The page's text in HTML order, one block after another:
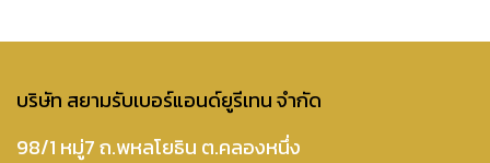
บริษัท สยามรับเบอร์แอนด์ยูรีเทน จำกัด
98/1 หมู่7 ถ.พหลโยธิน ต.คลองหนึ่ง